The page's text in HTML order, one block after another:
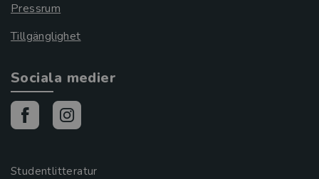
Pressrum
Tillgänglighet
Sociala medier
Studentlitteratur